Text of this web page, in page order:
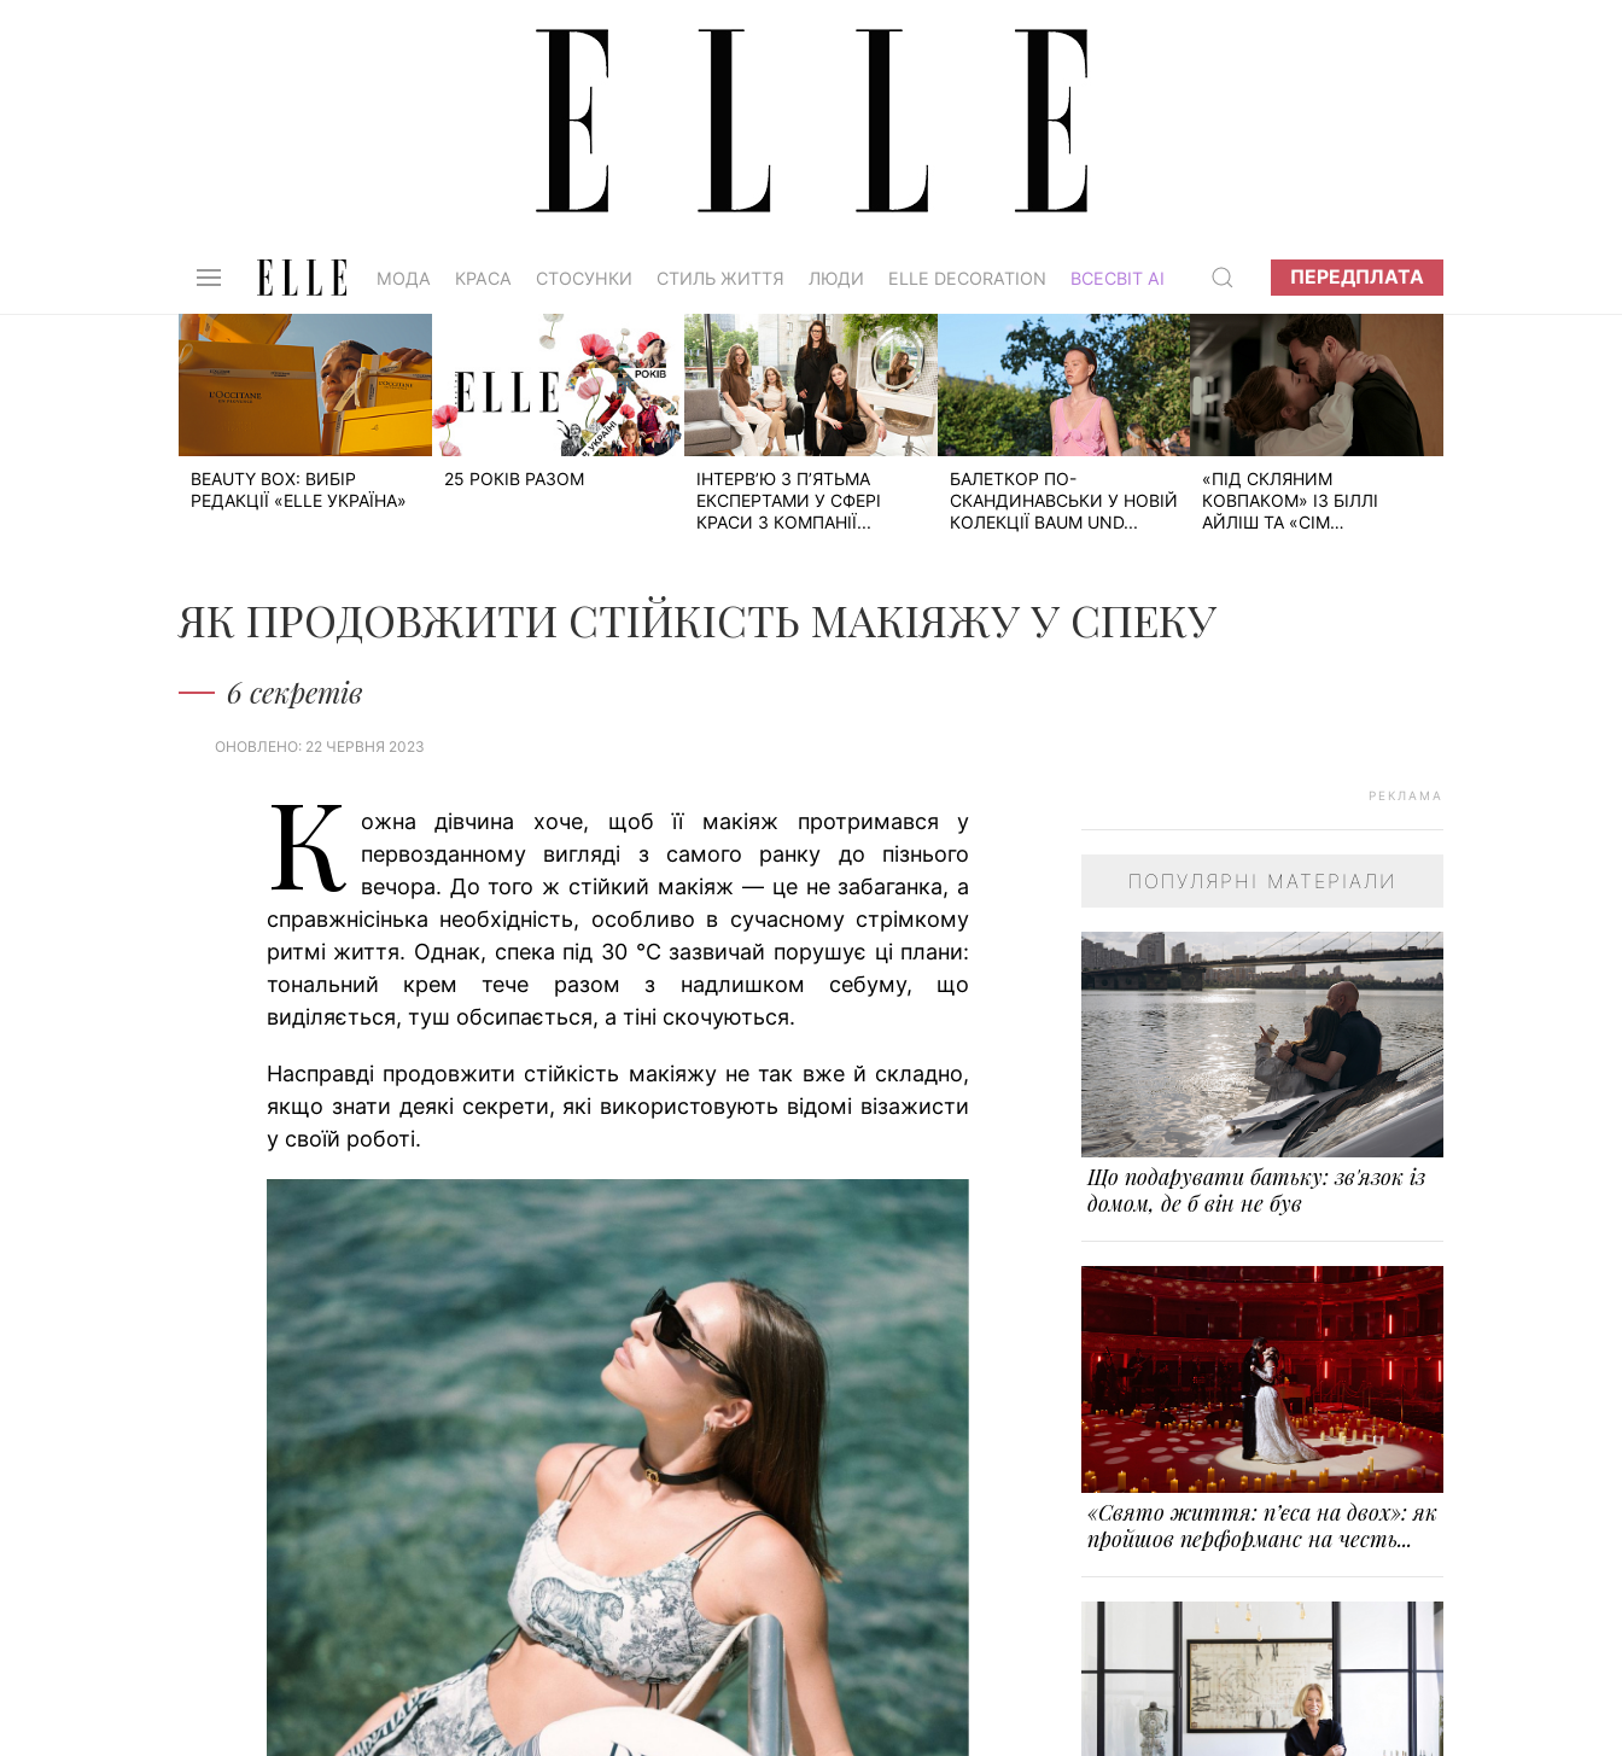
МОДА КРАСА СТОСУНКИ СТИЛЬ ЖИТТЯ ЛЮДИ ELLE DECORATION ВСЕСВІТ АІ ПЕРЕДПЛАТА
BEAUTY BOX: ВИБІР
РЕДАКЦІЇ «ELLE УКРАЇНА»
25 РОКІВ РАЗОМ
ІНТЕРВ’Ю З П’ЯТЬМА
ЕКСПЕРТАМИ У СФЕРІ
КРАСИ З КОМПАНІЇ...
БАЛЕТКОР ПО-
СКАНДИНАВСЬКИ У НОВІЙ
КОЛЕКЦІЇ BAUM UND...
«ПІД СКЛЯНИМ
КОВПАКОМ» ІЗ БІЛЛІ
АЙЛІШ ТА «СІМ
ЯК ПРОДОВЖИТИ СТІЙКІСТЬ МАКІЯЖУ У СПЕКУ
6 секретів
ОНОВЛЕНО: 22 ЧЕРВНЯ 2023
К
ожна дівчина хоче, щоб її макіяж протримався у
первозданному вигляді з самого ранку до пізнього
вечора. До того ж стійкий макіяж — це не забаганка, а
справжнісінька необхідність, особливо в сучасному стрімкому
ритмі життя. Однак, спека під 30 °C зазвичай порушує ці плани:
тональний крем тече разом з надлишком себуму, що
виділяється, туш обсипається, а тіні скочуються.
Насправді продовжити стійкість макіяжу не так вже й складно,
якщо знати деякі секрети, які використовують відомі візажисти
у своїй роботі.
РЕКЛАМА
ПОПУЛЯРНІ МАТЕРІАЛИ
Що подарувати батьку: зв'язок із
домом, де б він не був
«Свято життя: п’єса на двох»: як
пройшов перформанс на честь...